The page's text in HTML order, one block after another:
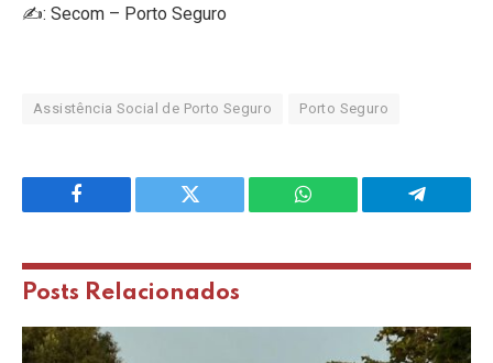
✍️: Secom – Porto Seguro
Assistência Social de Porto Seguro Porto Seguro
Facebook Twitter WhatsApp Telegram
Posts Relacionados